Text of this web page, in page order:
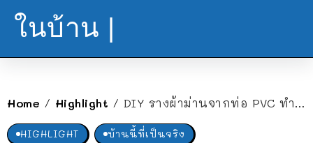
ในบ้าน |
Home / Highlight / DIY รางผ้าม่านจากท่อ PVC ทำได้ง่ายๆ ราคาถูก ประหยัด แถมยังทนทานแข็งแรง ใช้งานได้จริง
HIGHLIGHT บ้านนี้ที่เป็นจริง